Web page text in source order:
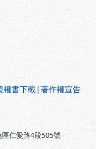
權書下載|著作權宣告
仁愛路4段505號